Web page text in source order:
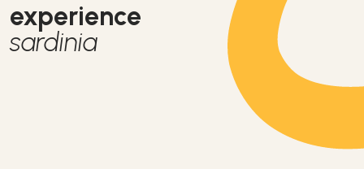
experience
sardinia